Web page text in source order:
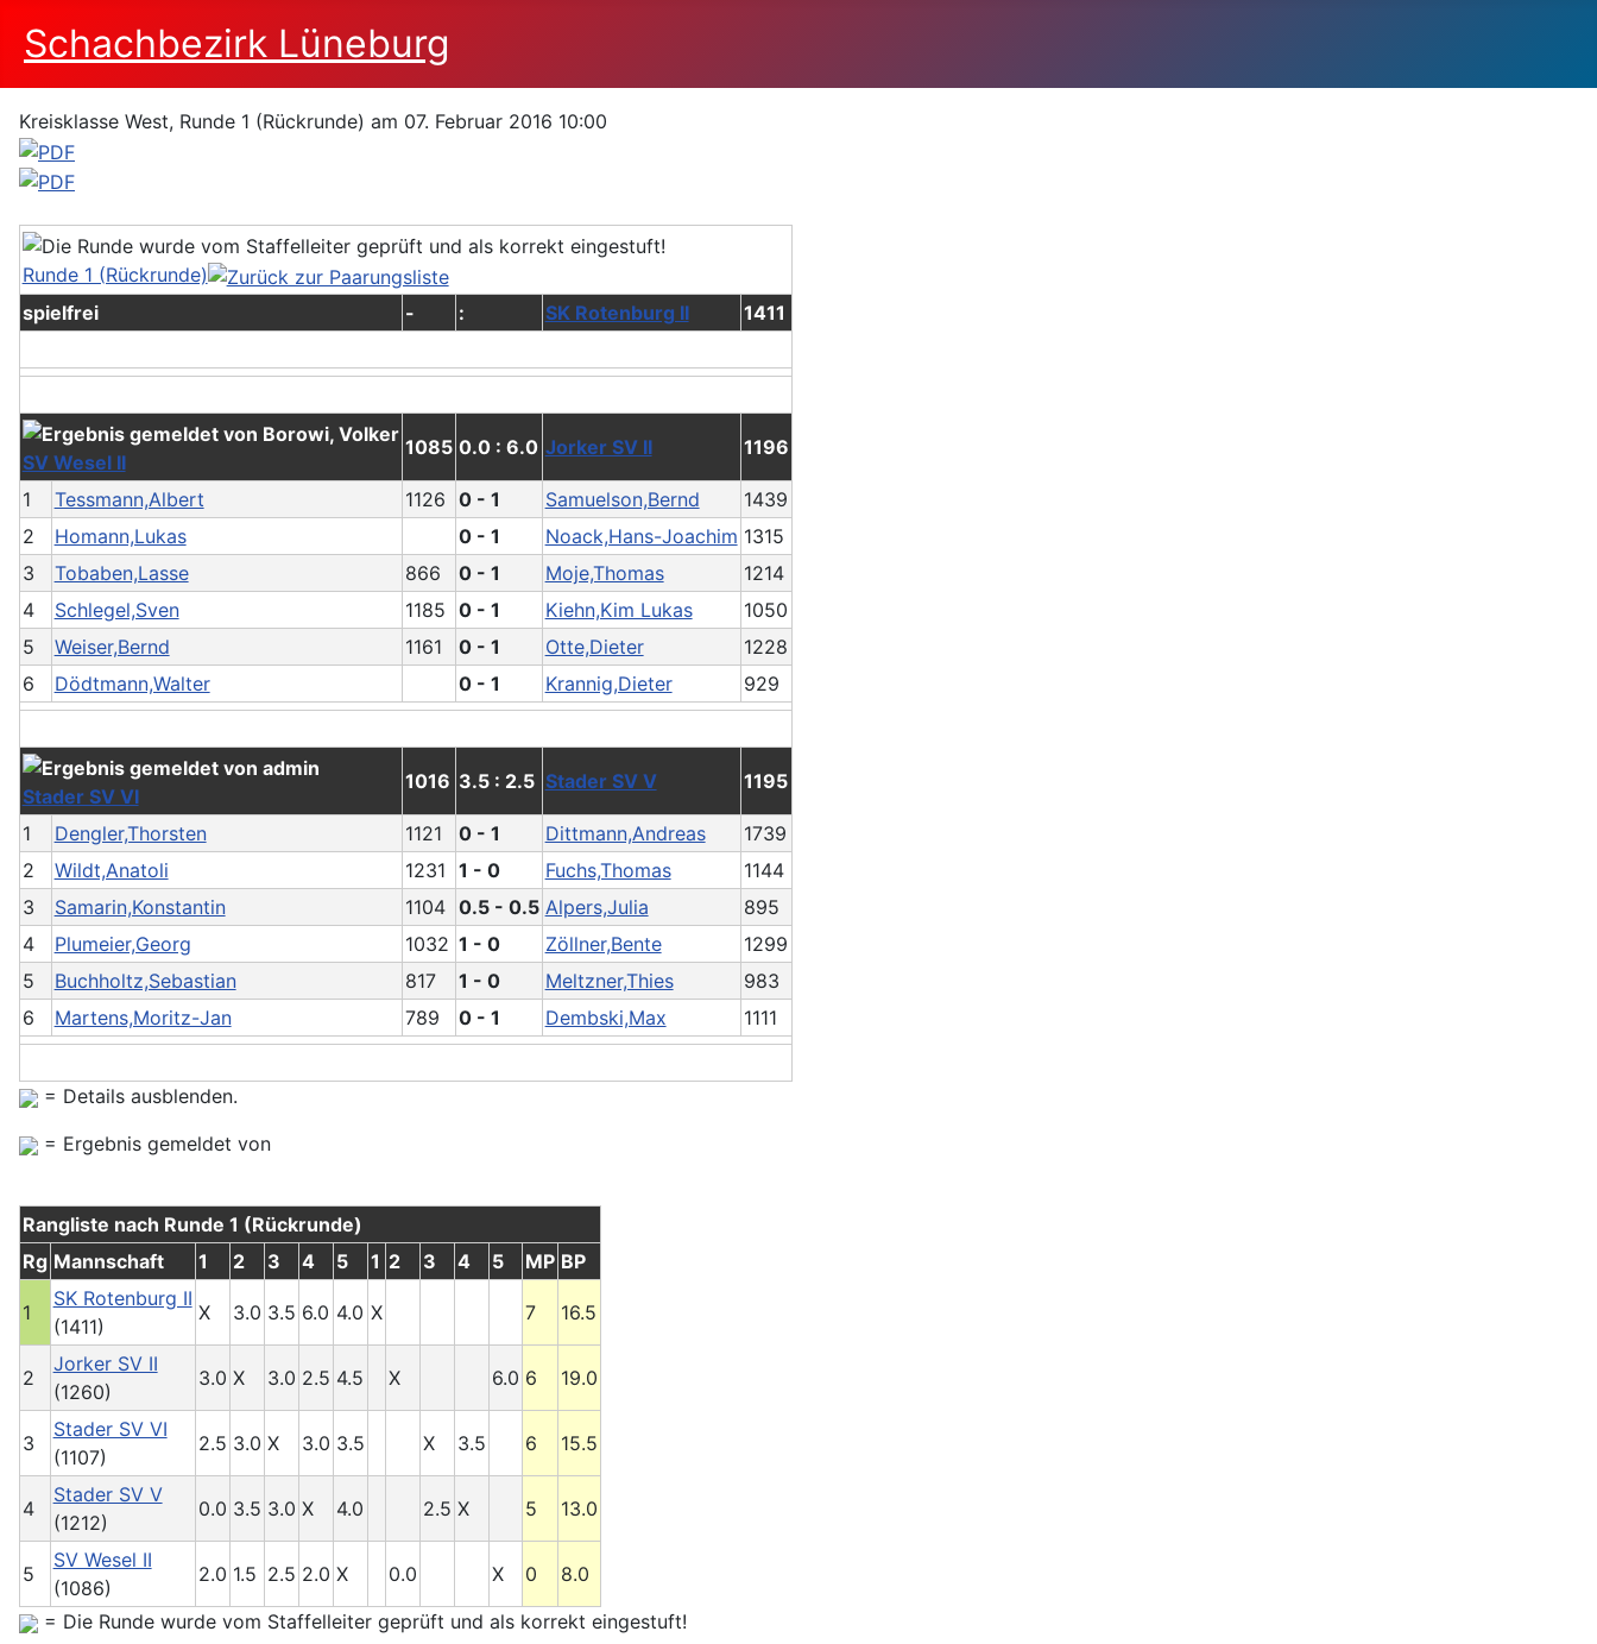
Schachbezirk Lüneburg
Kreisklasse West, Runde 1 (Rückrunde) am 07. Februar 2016 10:00
Runde 1 (Rückrunde)
spielfrei
- : SK Rotenburg II 1411
SV Wesel II
1085 0.0 : 6.0 Jorker SV II 1196
1 Tessmann,Albert 1126 0 - 1 Samuelson,Bernd
1439
2
Homann,Lukas 0 - 1 Noack,Hans-Joachim 1315
3
Tobaben,Lasse 866 0 - 1 Moje,Thomas
1214
4
Schlegel,Sven 1185 0 - 1 Kiehn,Kim Lukas
1050
5
Weiser,Bernd 1161 0 - 1 Otte,Dieter
1228
6
Dödtmann,Walter 0 - 1 Krannig,Dieter 929
Stader SV VI
1016 3.5 : 2.5 Stader SV V 1195
1 Dengler,Thorsten 1121 0 - 1 Dittmann,Andreas
1739
2
Wildt,Anatoli 1231 1 - 0 Fuchs,Thomas
1144
3
Samarin,Konstantin 1104 0.5 - 0.5 Alpers,Julia
895
4
Plumeier,Georg 1032 1 - 0 Zöllner,Bente
1299
5
Buchholtz,Sebastian 817 1 - 0 Meltzner,Thies
983
6
Martens,Moritz-Jan 789 0 - 1 Dembski,Max 1111
= Details ausblenden.
= Ergebnis gemeldet von
Rangliste nach Runde 1 (Rückrunde)
Rg Mannschaft 1 2 3 4 5 1 2 3 4 5 MP BP
1
SK Rotenburg II
(1411)
X 3.0 3.5 6.0 4.0 X 7 16.5
2
Jorker SV II
(1260)
3.0 X 3.0 2.5 4.5 X 6.0 6 19.0
3
Stader SV VI
(1107)
2.5 3.0 X 3.0 3.5 X 3.5 6 15.5
4
Stader SV V
(1212)
0.0 3.5 3.0 X 4.0 2.5 X 5 13.0
5
SV Wesel II
(1086)
2.0 1.5 2.5 2.0 X 0.0 X 0
8.0
= Die Runde wurde vom Staffelleiter geprüft und als korrekt eingestuft!